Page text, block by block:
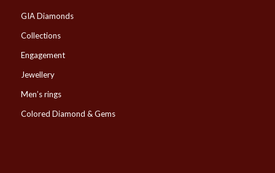
GIA Diamonds
Collections
Engagement
Jewellery
Men’s rings
Colored Diamond & Gems